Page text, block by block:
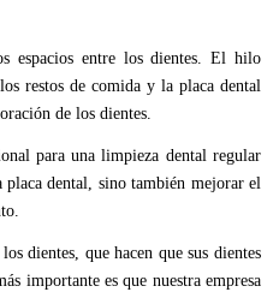
espacios entre los dientes. El hilo
restos de comida y la placa dental
de los dientes.
para una limpieza dental regular
dental, sino también mejorar el
dientes, que hacen que sus dientes
importante es que nuestra empresa